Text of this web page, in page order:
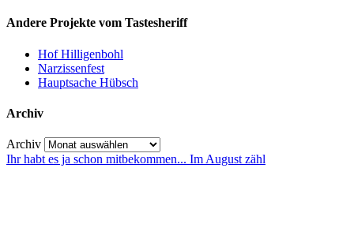
Andere Projekte vom Tastesheriff
Hof Hilligenbohl
Narzissenfest
Hauptsache Hübsch
Archiv
Archiv
Ihr habt es ja schon mitbekommen... Im August zähl